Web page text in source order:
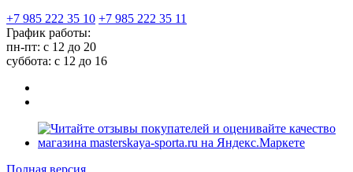
+7 985 222 35 10 +7 985 222 35 11
График работы:
пн-пт: с 12 до 20
суббота: c 12 до 16
Полная версия